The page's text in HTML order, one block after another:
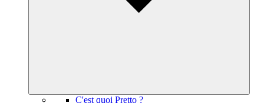
C'est quoi Pretto ?